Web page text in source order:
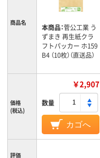
商品名 本商品：菅公工業 う
ずまき 再生紙クラ
フトパッカー ホ159
B4 （10枚）（直送品）
価格
(税込)
￥2,907
数量
カゴへ
評価